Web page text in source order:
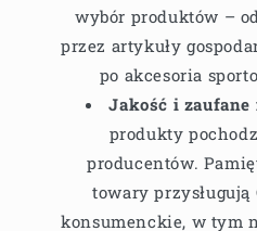
wybór produktów –
przez artykuły
po akcesoria
Jakość i zaufane
produkty
producentów.
towary
konsumenckie, w tym